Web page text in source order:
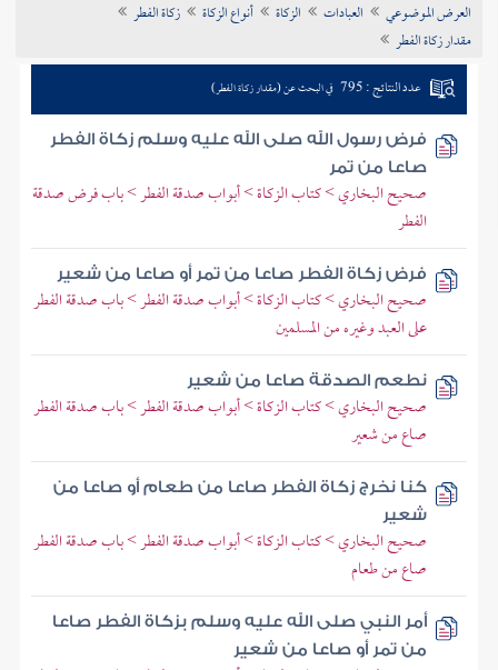
تراجم الأعلام
العرض الموضوعي العبادات الزكاة أنواع الزكاة
زكاة الفطر
مقدار زكاة الفطر
عدد النتائج : 795 في البحث عن (مقدار زكاة الفطر)
فرض رسول الله صلى الله عليه وسلم زكاة الفطر
صاعا من تمر
صحيح البخاري > كتاب الزكاة > أبواب صدقة الفطر > باب فرض صدقة
الفطر
فرض زكاة الفطر صاعا من تمر أو صاعا من شعير
صحيح البخاري > كتاب الزكاة > أبواب صدقة الفطر > باب صدقة الفطر
على العبد وغيره من المسلمين
نطعم الصدقة صاعا من شعير
صحيح البخاري > كتاب الزكاة > أبواب صدقة الفطر > باب صدقة الفطر
صاع من شعير
كنا نخرج زكاة الفطر صاعا من طعام أو صاعا من
شعير
صحيح البخاري > كتاب الزكاة > أبواب صدقة الفطر > باب صدقة الفطر
صاع من طعام
أمر النبي صلى الله عليه وسلم بزكاة الفطر صاعا
من تمر أو صاعا من شعير